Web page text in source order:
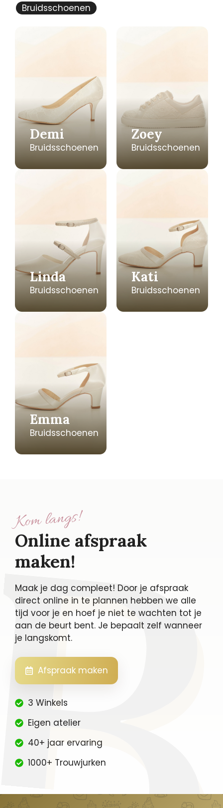
Bruidsschoenen
Demi
Bruidsschoenen
Zoey
Bruidsschoenen
Linda
Bruidsschoenen
Kati
Bruidsschoenen
Emma
Bruidsschoenen
Kom langs!
Online afspraak
maken!
Maak je dag compleet! Door je afspraak
direct online in te plannen hebben we alle
tijd voor je en hoef je niet te wachten tot je
aan de beurt bent. Je bepaalt zelf wanneer
je langskomt.
Afspraak maken
3 Winkels
Eigen atelier
40+ jaar ervaring
1000+ Trouwjurken